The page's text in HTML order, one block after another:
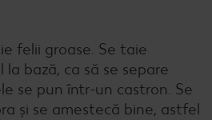
felii groase. Se taie
bază, ca să se separe
se pun într-un castron. Se
și se amestecă bine, astfel